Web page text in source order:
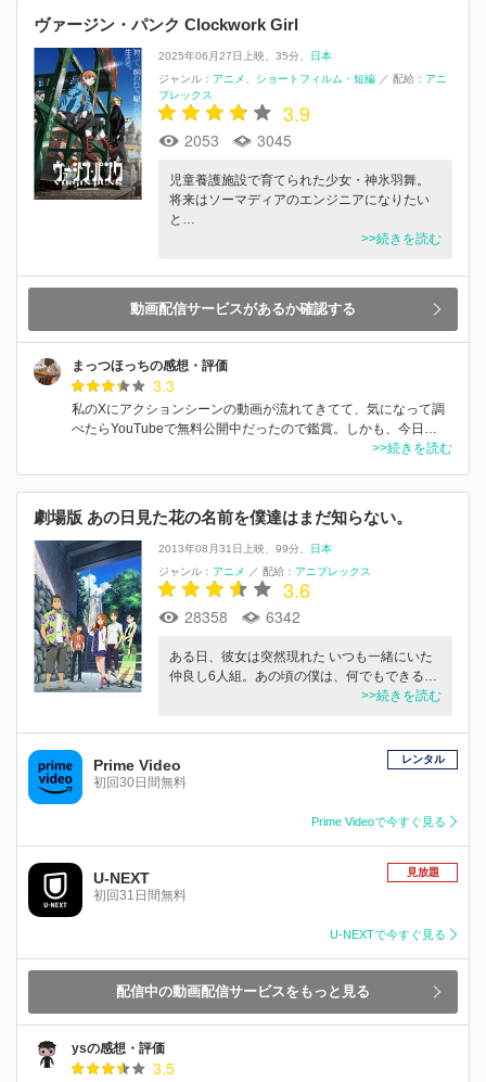
ヴァージン・パンク Clockwork Girl
2025年06月27日上映 35分
日本
ジャンル： アニメ ショートフィルム・短編 ／ 配給： アニ
プレックス
3.9
2053 3045
児童養護施設で育てられた少女・神氷羽舞。
将来はソーマディアのエンジニアになりたい
と…
>>続きを読む
動画配信サービスがあるか確認する
まっつほっちの感想・評価
3.3
私のXにアクションシーンの動画が流れてきてて、気になって調
べたらYouTubeで無料公開中だったので鑑賞。しかも、今日…
>>続きを読む
劇場版 あの日見た花の名前を僕達はまだ知らない。
2013年08月31日上映 99分
日本
ジャンル： アニメ ／ 配給： アニプレックス
3.6
28358 6342
ある日、彼女は突然現れた いつも一緒にいた
仲良し6人組。あの頃の僕は、何でもできる…
>>続きを読む
Prime Video
初回30日間無料
レンタル
Prime Videoで今すぐ見る
U-NEXT
初回31日間無料
見放題
U-NEXTで今すぐ見る
配信中の動画配信サービスをもっと見る
ysの感想・評価
3.5